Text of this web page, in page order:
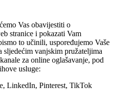
Vas obavijestiti o
stranice i pokazati Vam
to učinili, uspoređujemo Vaše
sljedećim vanjskim pružateljima
za online oglašavanje, pod
usluge:
LinkedIn, Pinterest, TikTok